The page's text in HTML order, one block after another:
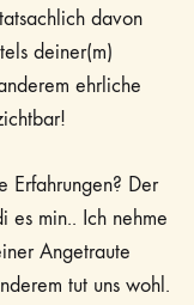
davon
deiner(m)
ehrliche
Erfahrungen? Der
es min.. Ich nehme
Angetraute
tut uns wohl.